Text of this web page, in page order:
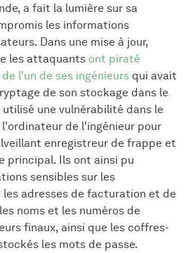
a fait la lumière sur sa
les informations
Dans une mise à jour,
les attaquants ont piraté
l'un de ses ingénieurs qui avait
de son stockage dans le
une vulnérabilité dans le
de l'ingénieur pour
enregistreur de frappe et
principal. Ils ont ainsi pu
sensibles sur les
adresses de facturation et de
noms et les numéros de
finaux, ainsi que les coffres-
les mots de passe.